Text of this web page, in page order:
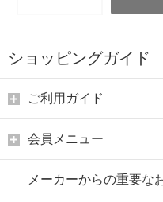
ショッピングガイド
ご利用ガイド
会員メニュー
メーカーからの重要な